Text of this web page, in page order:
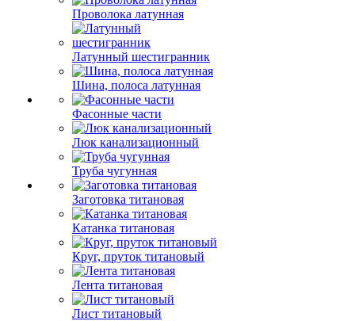
Проволока латунная
Латунный шестигранник
Шина, полоса латунная
Фасонные части
Люк канализационный
Труба чугунная
Заготовка титановая
Катанка титановая
Круг, пруток титановый
Лента титановая
Лист титановый